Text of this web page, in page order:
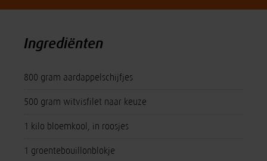
Ingrediënten
800 gram aardappelschijfjes
500 gram witvisfilet naar keuze
1 kilo bloemkool, in roosjes
1 groentebouillonblokje